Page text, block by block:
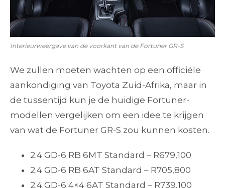
Interieurweergave van de voorkant van de Fortuner GR-S
We zullen moeten wachten op een officiële
aankondiging van Toyota Zuid-Afrika, maar in
de tussentijd kun je de huidige Fortuner-
modellen vergelijken om een idee te krijgen
van wat de Fortuner GR-S zou kunnen kosten.
2.4 GD-6 RB 6MT Standard – R679,100
2.4 GD-6 RB 6AT Standard – R705,800
2.4 GD-6 4×4 6AT Standard – R739,100